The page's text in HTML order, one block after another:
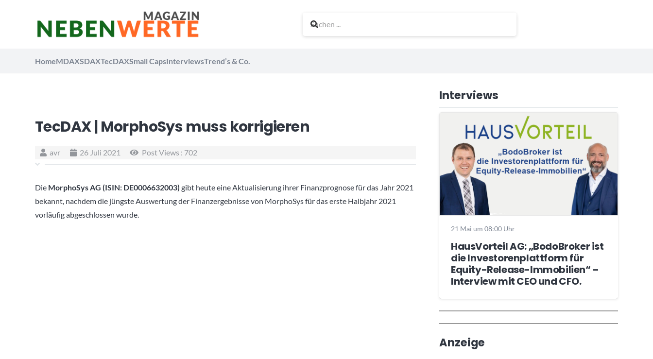
HomeMDAXSDAXTecDAXSmall CapsInterviewsTrend’s & Co.
TecDAX | MorphoSys muss korrigieren
avr 26 Juli 2021 Post Views : 702
Die MorphoSys AG (ISIN: DE0006632003) gibt heute eine Aktualisierung ihrer Finanzprognose für das Jahr 2021
bekannt, nachdem die jüngste Auswertung der Finanzergebnisse von MorphoSys für das erste Halbjahr 2021
vorläufig abgeschlossen wurde.
Interviews
21 Mai um 08:00 Uhr
HausVorteil AG: „BodoBroker ist
die Investorenplattform für
Equity-Release-Immobilien“ –
Interview mit CEO und CFO.
Wochenrückblick
Trendthemen
Anzeige